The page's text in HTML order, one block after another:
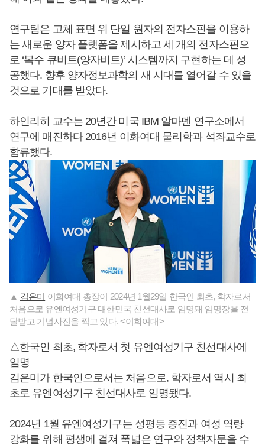
연구팀은 고체 표면 위 단일 원자의 전자스핀을 이용하
는 새로운 양자 플랫폼을 제시하고 세 개의 전자스핀으
로 ‘복수 큐비트(양자비트)’ 시스템까지 구현하는 데 성
공했다. 향후 양자정보과학의 새 시대를 열어갈 수 있을
것으로 기대를 받았다.
하인리히 교수는 20년간 미국 IBM 알마덴 연구소에서
연구에 매진하다 2016년 이화여대 물리학과 석좌교수로
합류했다.
▲ 김은미 이화여대 총장이 2024년 1월29일 한국인 최초, 학자로서
처음으로 유엔여성기구 대한민국 친선대사로 임명돼 임명장을 전
달받고 기념사진을 찍고 있다. <이화여대>
△한국인 최초, 학자로서 첫 유엔여성기구 친선대사에
임명
김은미 가 한국인으로서는 처음으로, 학자로서 역시 최
초로 유엔여성기구 친선대사로 임명됐다.
2024년 1월 유엔여성기구는 성평등 증진과 여성 역량
강화를 위해 평생에 걸쳐 폭넓은 연구와 정책자문을 수